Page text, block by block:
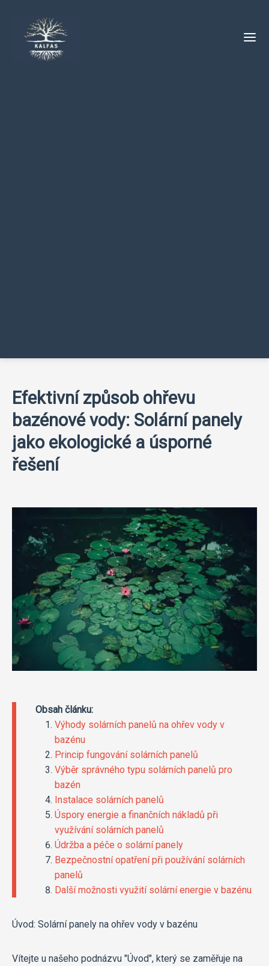
Efektivní způsob ohřevu
bazénové vody: Solární panely
jako ekologické a úsporné
řešení
Obsah článku:
Výhody solárních panelů na ohřev vody v
bazénu
Princip fungování solárních panelů
Výběr správného typu solárních panelů pro
bazén
Instalace solárních panelů
Úspory energie a finančních nákladů při
využívání solárních panelů
Údržba a péče o solární panely
Bezpečnostní opatření při používání solárních
panelů
Další možnosti využití solární energie v bazénu
Úvod: Solární panely na ohřev vody v bazénu
Vítejte u našeho podnázvu "Úvod", který se zaměřuje na